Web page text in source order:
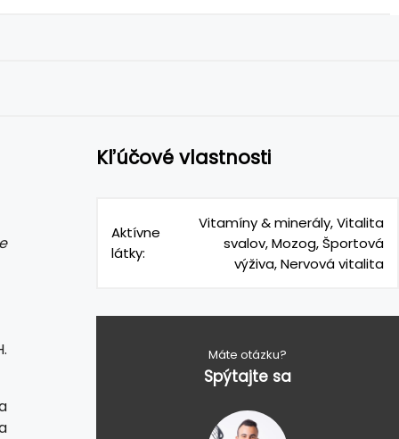
Kľúčové vlastnosti
Aktívne
látky:
Vitamíny & minerály, Vitalita
svalov, Mozog, Športová
výživa, Nervová vitalita
Máte otázku?
Spýtajte sa